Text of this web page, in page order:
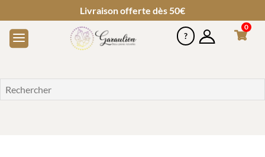
Livraison offerte dès 50€
0